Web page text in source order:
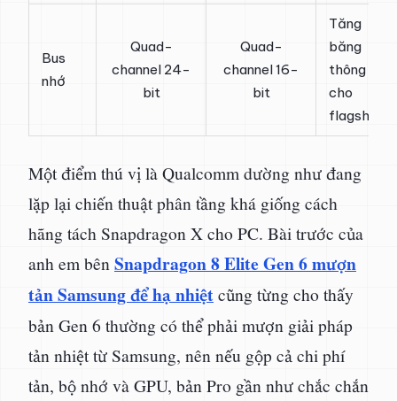
Bus
nhớ
Quad-
channel 24-
bit
Quad-
channel 16-
bit
Tăng
băng
thông
cho
flagship
Một điểm thú vị là Qualcomm dường như đang
lặp lại chiến thuật phân tầng khá giống cách
hãng tách Snapdragon X cho PC. Bài trước của
anh em bên Snapdragon 8 Elite Gen 6 mượn
tản Samsung để hạ nhiệtcũng từng cho thấy
bản Gen 6 thường có thể phải mượn giải pháp
tản nhiệt từ Samsung, nên nếu gộp cả chi phí
tản, bộ nhớ và GPU, bản Pro gần như chắc chắn